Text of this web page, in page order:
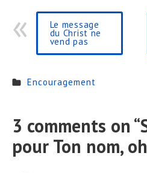
Le message
du Christ ne
vend pas
Encouragement
3 comments on “
pour Ton nom,